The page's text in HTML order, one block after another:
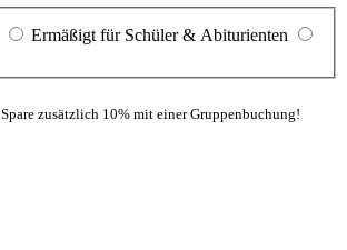
Ermäßigt für Schüler & Abiturienten
Spare zusätzlich 10% mit einer Gruppenbuchung!